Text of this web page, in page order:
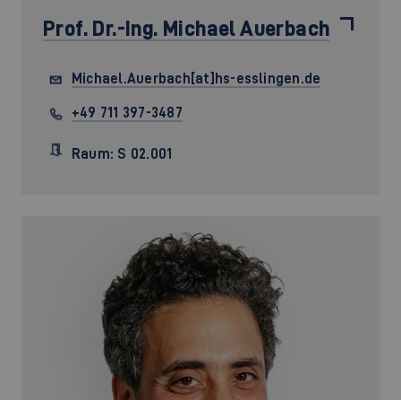
Prof. Dr.-Ing. Michael Auerbach
Michael.Auerbach[at]hs-esslingen.de
+49 711 397-3487
Raum: S 02.001